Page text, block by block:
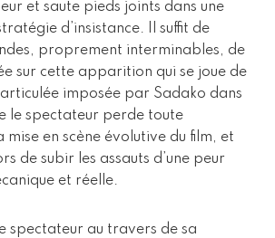
et saute pieds joints dans une
d’insistance. Il suffit de
proprement interminables, de
sur cette apparition qui se joue de
imposée par Sadako dans
le spectateur perde toute
mise en scène évolutive du film, et
de subir les assauts d’une peur
et réelle.
spectateur au travers de sa